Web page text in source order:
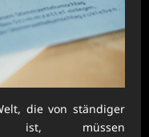
die von ständiger
ist, müssen